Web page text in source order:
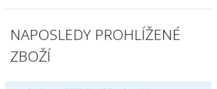
NAPOSLEDY PROHLÍŽENÉ
ZBOŽÍ